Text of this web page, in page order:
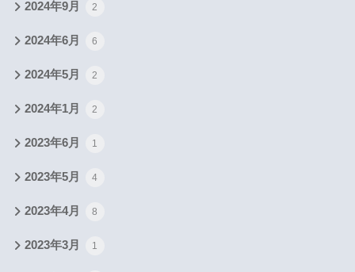
2024年9月 2
2024年6月 6
2024年5月 2
2024年1月 2
2023年6月 1
2023年5月 4
2023年4月 8
2023年3月 1